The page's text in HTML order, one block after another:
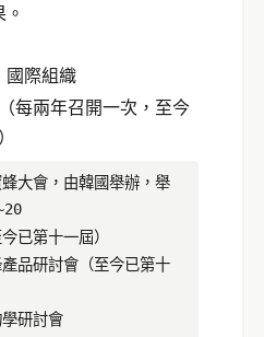
國際組織
每兩年召開一次，至今
大會，由韓國舉辦，舉
已第十一屆）
品研討會（至今已第十
研討會